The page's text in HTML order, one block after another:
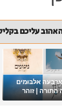
עליכם
אלבומים
התורה | זוהר